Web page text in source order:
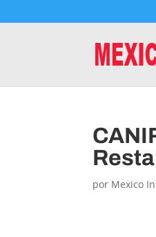
por Mexico